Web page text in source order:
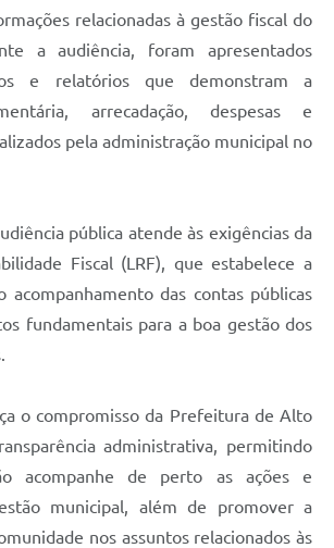
relacionadas à gestão fiscal do
a audiência, foram apresentados
e relatórios que demonstram a
arrecadação, despesas e
pela administração municipal no
pública atende às exigências da
Fiscal (LRF), que estabelece a
acompanhamento das contas públicas
fundamentais para a boa gestão dos
o compromisso da Prefeitura de Alto
administrativa, permitindo
acompanhe de perto as ações e
municipal, além de promover a
nos assuntos relacionados às